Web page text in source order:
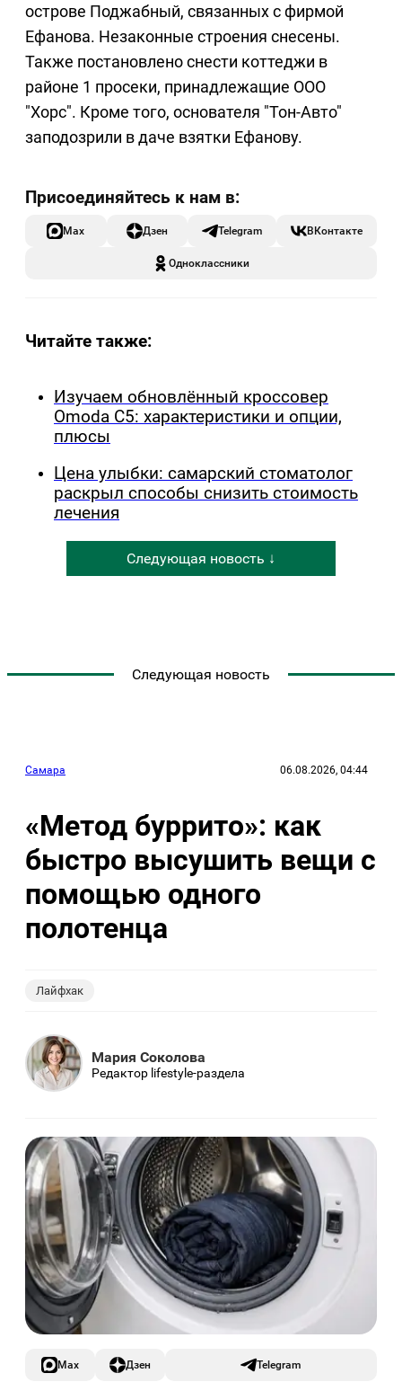
острове Поджабный, связанных с фирмой
Ефанова. Незаконные строения снесены.
Также постановлено снести коттеджи в
районе 1 просеки, принадлежащие ООО
"Хорс". Кроме того, основателя "Тон-Авто"
заподозрили в даче взятки Ефанову.
Max Дзен Telegram ВКонтакте
Одноклассники
Читайте также:
Изучаем обновлённый кроссовер
Omoda C5: характеристики и опции,
плюсы
Цена улыбки: самарский стоматолог
раскрыл способы снизить стоимость
лечения
Следующая новость ↓
Следующая новость
Самара 06.08.2026, 04:44
«Метод буррито»: как
быстро высушить вещи с
помощью одного
полотенца
Лайфхак
Мария Соколова
Редактор lifestyle-раздела
Max Дзен Telegram